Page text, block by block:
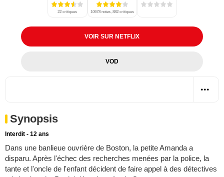
22 critiques 10678 notes, 882 critiques
VOIR SUR NETFLIX
VOD
Synopsis
Interdit - 12 ans
Dans une banlieue ouvrière de Boston, la petite Amanda a
disparu. Après l'échec des recherches menées par la police, la
tante et l'oncle de l'enfant décident de faire appel à des détectives